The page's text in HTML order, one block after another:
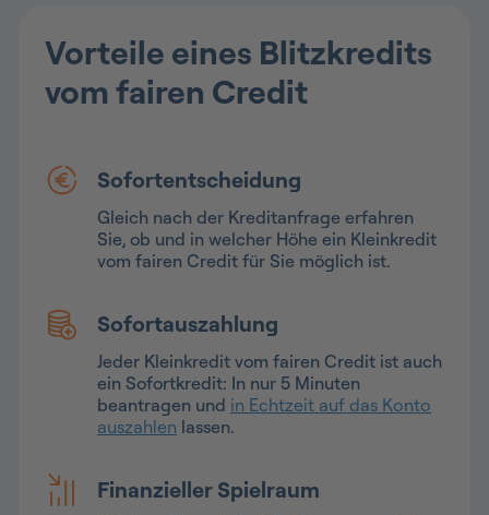
Vorteile eines Blitzkredits
vom fairen Credit
Sofortentscheidung
Gleich nach der Kreditanfrage erfahren
Sie, ob und in welcher Höhe ein Kleinkredit
vom fairen Credit für Sie möglich ist.
Sofortauszahlung
Jeder Kleinkredit vom fairen Credit ist auch
ein Sofortkredit: In nur 5 Minuten
beantragen und in Echtzeit auf das Konto
auszahlen lassen.
Finanzieller Spielraum